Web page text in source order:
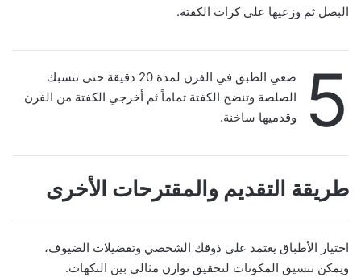
البصل ثم وزعيها على كرات الكفتة.
5
ضعي الطبق في الفرن لمدة 20 دقيقة حتى تتسبك
الصلصة وتنضج الكفتة تماماً ثم أخرجي الكفتة من الفرن
وقدميها ساخنة.
طريقة التقديم والمقترحات الأخرى
اختيار الأطباق يعتمد على ذوقك الشخصي وتفضيلات الضيوف،
ويمكن تنسيق المكونات لتحقيق توازن مثالي بين النكهات.